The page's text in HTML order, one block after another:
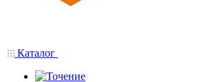
Каталог